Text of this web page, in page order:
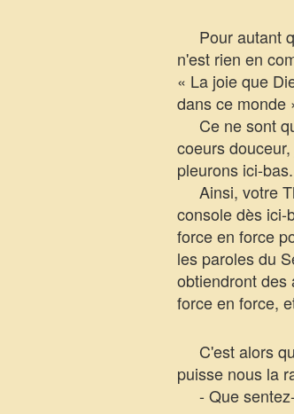
Pour autant
n'est rien en
« La joie que
dans ce monde
Ce ne sont
coeurs
pleurons ici-bas.
Ainsi, votre
console dès ici-
force en force
les paroles du
obtiendront des
force en force,
C'est alors
puisse nous la
- Que sentez-